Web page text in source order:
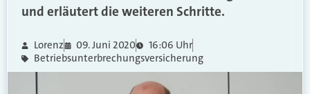
und erläutert die weiteren Schritte.
Lorenz 09. Juni 2020
16:06 Uhr
Betriebsunterbrechungsversicherung